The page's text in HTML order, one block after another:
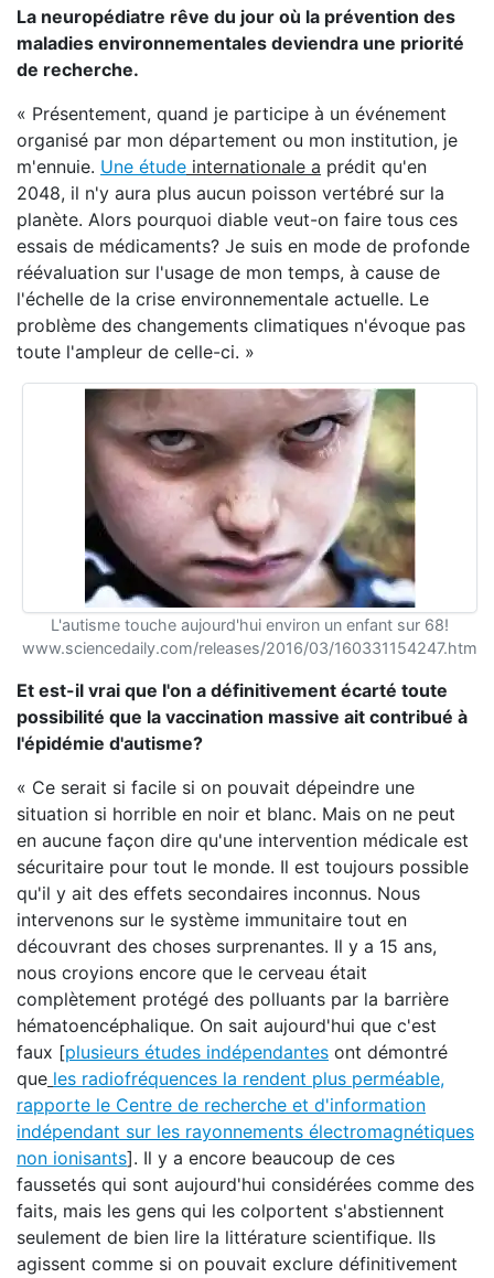
La neuropédiatre rêve du jour où la prévention des
maladies environnementales deviendra une priorité
de recherche.
« Présentement, quand je participe à un événement
organisé par mon département ou mon institution, je
m'ennuie. Une étude internationale a prédit qu'en
2048, il n'y aura plus aucun poisson vertébré sur la
planète. Alors pourquoi diable veut-on faire tous ces
essais de médicaments? Je suis en mode de profonde
réévaluation sur l'usage de mon temps, à cause de
l'échelle de la crise environnementale actuelle. Le
problème des changements climatiques n'évoque pas
toute l'ampleur de celle-ci. »
L'autisme touche aujourd'hui environ un enfant sur 68!
www.sciencedaily.com/releases/2016/03/160331154247.htm
Et est-il vrai que l'on a définitivement écarté toute
possibilité que la vaccination massive ait contribué à
l'épidémie d'autisme?
« Ce serait si facile si on pouvait dépeindre une
situation si horrible en noir et blanc. Mais on ne peut
en aucune façon dire qu'une intervention médicale est
sécuritaire pour tout le monde. Il est toujours possible
qu'il y ait des effets secondaires inconnus. Nous
intervenons sur le système immunitaire tout en
découvrant des choses surprenantes. Il y a 15 ans,
nous croyions encore que le cerveau était
complètement protégé des polluants par la barrière
hématoencéphalique. On sait aujourd'hui que c'est
faux [plusieurs études indépendantes ont démontré
que les radiofréquences la rendent plus perméable,
rapporte le Centre de recherche et d'information
indépendant sur les rayonnements électromagnétiques
non ionisants]. Il y a encore beaucoup de ces
faussetés qui sont aujourd'hui considérées comme des
faits, mais les gens qui les colportent s'abstiennent
seulement de bien lire la littérature scientifique. Ils
agissent comme si on pouvait exclure définitivement